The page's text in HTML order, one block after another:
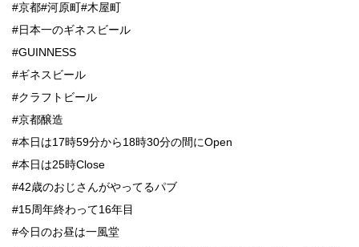
#京都#河原町#木屋町
#日本一のギネスビール
#GUINNESS
#ギネスビール
#クラフトビール
#京都醸造
#本日は17時59分から18時30分の間にOpen
#本日は25時Close
#42歳のおじさんがやってるパブ
#15周年終わって16年目
#今日のお昼は一風堂